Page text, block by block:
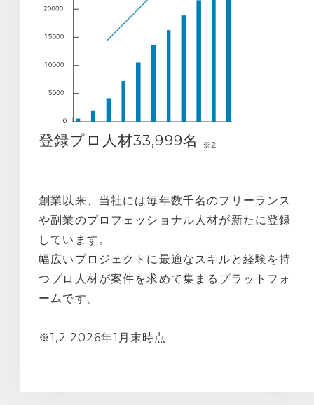
登録プロ人材33,999名 ※2
創業以来、当社には毎年数千名のフリーランス
や副業のプロフェッショナル人材が新たに登録
しています。
幅広いプロジェクトに最適なスキルと経験を持
つプロ人材が案件を求めて集まるプラットフォ
ームです。
※1,2 2026年1月末時点